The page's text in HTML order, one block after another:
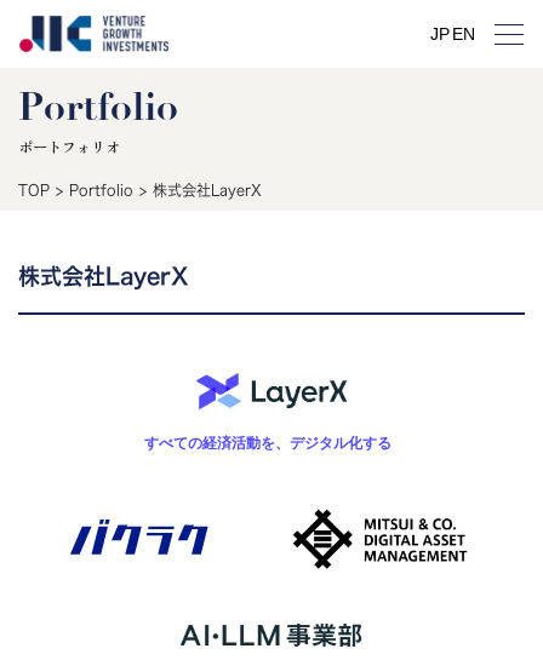
JPEN
Portfolio
ポートフォリオ
TOP > Portfolio > 株式会社LayerX
株式会社LayerX